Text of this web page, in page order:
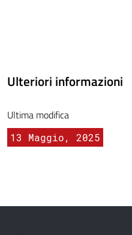
Ulteriori informazioni
Ultima modifica
13 Maggio, 2025